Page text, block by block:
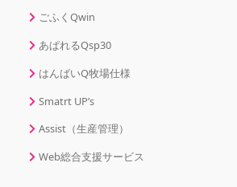
ごふくQwin
あぱれるQsp30
はんばいQ牧場仕様
Smatrt UP’s
Assist（生産管理）
Web総合支援サービス